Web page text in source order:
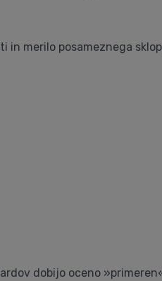
merilo posameznega
dobijo oceno